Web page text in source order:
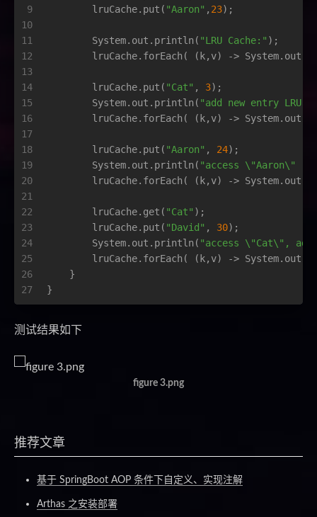
9
10
11
12
13
14
15
16
17
18
19
20
21
22
23
24
25
26
27
        lruCache.put(
"Aaron" , 23);
        System.out.println(
"LRU Cache:" );
lruCache.forEach( (k,v) ->
        lruCache.put(
"Cat" , 3);
        System.out.println(
"add new entry LRU
lruCache.forEach( (k,v) ->
        lruCache.put(
"Aaron" , 24);
        System.out.println(
"access \"Aaron\" ,
lruCache.forEach( (k,v) ->
        lruCache.get(
"Cat" );
        lruCache.put(
"David" , 30);
        System.out.println(
"access \"Cat\", add
lruCache.forEach( (k,v) ->
    }
}
测试结果如下
figure 3.png
推荐文章
基于 SpringBoot AOP 条件下自定义、实现注解
Arthas 之安装部署